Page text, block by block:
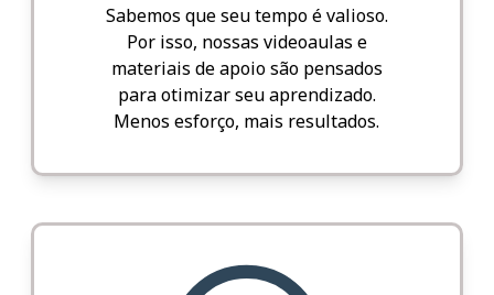
Sabemos que seu tempo é valioso.
Por isso, nossas videoaulas e
materiais de apoio são pensados
para otimizar seu aprendizado.
Menos esforço, mais resultados.